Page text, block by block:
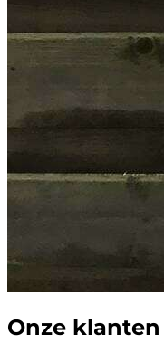
Onze